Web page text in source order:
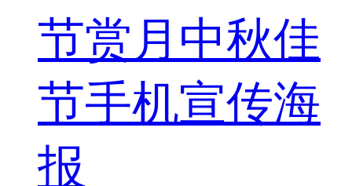
节赏月中秋佳
节手机宣传海
报